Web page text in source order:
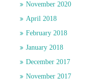
November 2020
April 2018
February 2018
January 2018
December 2017
November 2017